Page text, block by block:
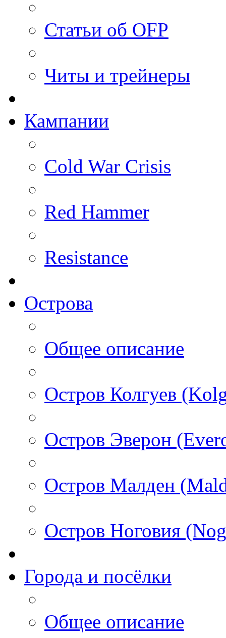
Статьи об OFP
Читы и трейнеры
Кампании
Cold War Crisis
Red Hammer
Resistance
Острова
Общее описание
Остров Колгуев
Остров Эверон
Остров Малден
Остров Ноговия
Города и посёлки
Общее описание